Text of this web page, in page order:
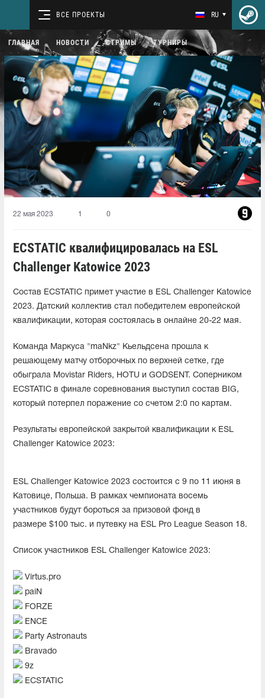
ВСЕ ПРОЕКТЫ RU
ГЛАВНАЯ НОВОСТИ СТРИМЫ ТУРНИРЫ
22 мая 2023 1 0
ECSTATIC квалифицировалась на ESL
Challenger Katowice 2023
Состав ECSTATIC примет участие в ESL Challenger Katowice
2023. Датский коллектив стал победителем европейской
квалификации, которая состоялась в онлайне 20-22 мая.
Команда Маркуса "⁠maNkz⁠" Кьельдсена прошла к
решающему матчу отборочных по верхней сетке, где
обыграла Movistar Riders, HOTU и GODSENT. Соперником
ECSTATIC в финале соревнования выступил состав BIG,
который потерпел поражение со счетом 2:0 по картам.
Результаты европейской закрытой квалификации к ESL
Challenger Katowice 2023:
ESL Challenger Katowice 2023 состоится с 9 по 11 июня в
Катовице, Польша. В рамках чемпионата восемь
участников будут бороться за призовой фонд в
размере $100 тыс. и путевку на ESL Pro League Season 18.
Список участников ESL Challenger Katowice 2023:
Virtus.pro
paiN
FORZE
ENCE
Party Astronauts
Bravado
9z
ECSTATIC